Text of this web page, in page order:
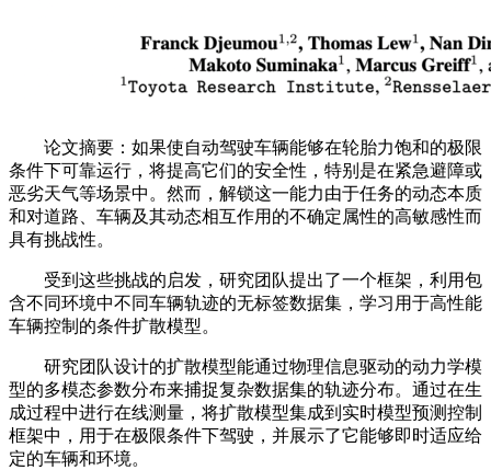
论文摘要：如果使自动驾驶车辆能够在轮胎力饱和的极限
条件下可靠运行，将提高它们的安全性，特别是在紧急避障或
恶劣天气等场景中。然而，解锁这一能力由于任务的动态本质
和对道路、车辆及其动态相互作用的不确定属性的高敏感性而
具有挑战性。
受到这些挑战的启发，研究团队提出了一个框架，利用包
含不同环境中不同车辆轨迹的无标签数据集，学习用于高性能
车辆控制的条件扩散模型。
研究团队设计的扩散模型能通过物理信息驱动的动力学模
型的多模态参数分布来捕捉复杂数据集的轨迹分布。通过在生
成过程中进行在线测量，将扩散模型集成到实时模型预测控制
框架中，用于在极限条件下驾驶，并展示了它能够即时适应给
定的车辆和环境。